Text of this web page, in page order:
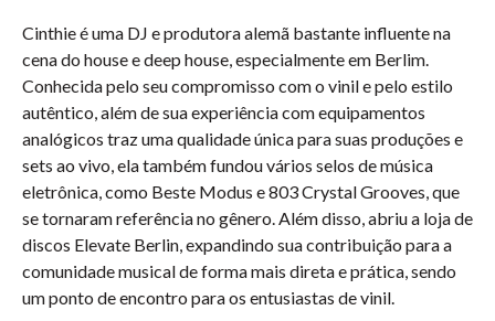
Cinthie é uma DJ e produtora alemã bastante influente na
cena do house e deep house, especialmente em Berlim.
Conhecida pelo seu compromisso com o vinil e pelo estilo
autêntico, além de sua experiência com equipamentos
analógicos traz uma qualidade única para suas produções e
sets ao vivo, ela também fundou vários selos de música
eletrônica, como Beste Modus e 803 Crystal Grooves, que
se tornaram referência no gênero. Além disso, abriu a loja de
discos Elevate Berlin, expandindo sua contribuição para a
comunidade musical de forma mais direta e prática, sendo
um ponto de encontro para os entusiastas de vinil.